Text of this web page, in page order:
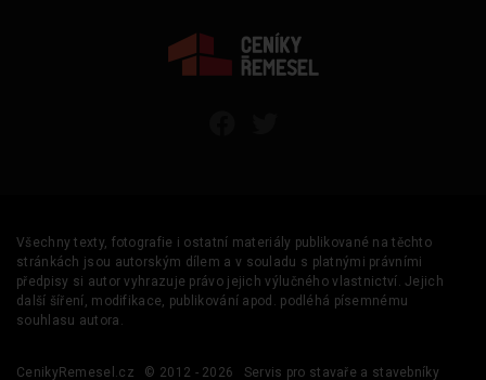
Všechny texty, fotografie i ostatní materiály publikované na těchto
stránkách jsou autorským dílem a v souladu s platnými právními
předpisy si autor vyhrazuje právo jejich výlučného vlastnictví. Jejich
další šíření, modifikace, publikování apod. podléhá písemnému
souhlasu autora.
CenikyRemesel.cz © 2012 - 2026 Servis pro stavaře a stavebníky